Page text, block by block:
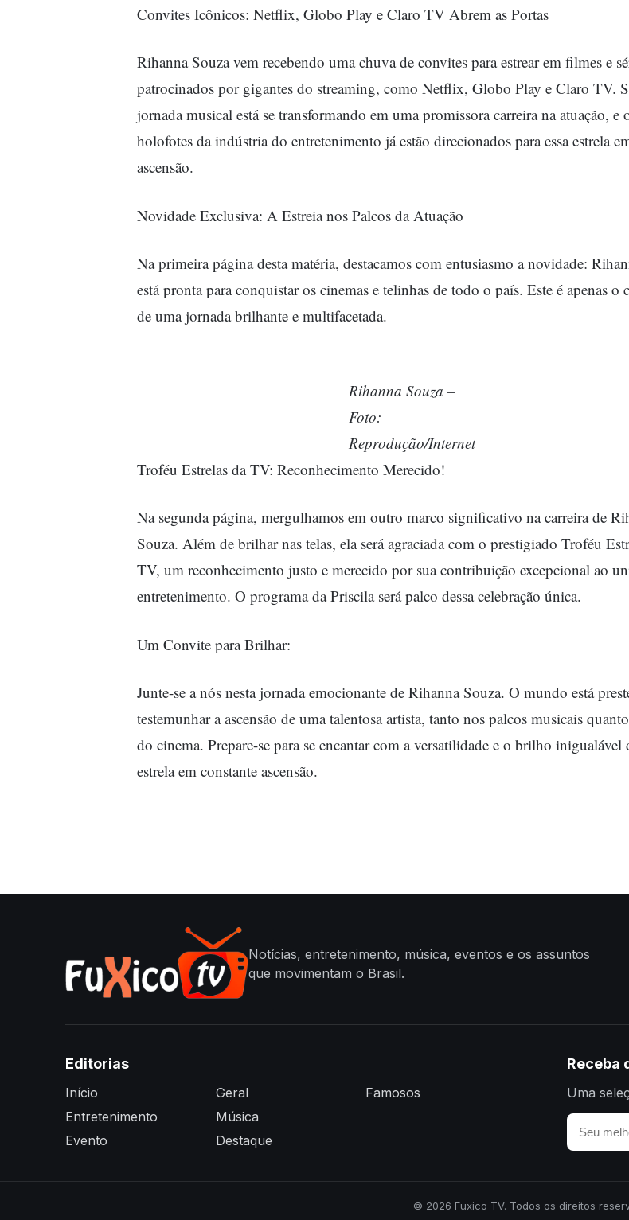
Convites Icônicos: Netflix, Globo Play e Claro TV Abrem as Portas
Rihanna Souza vem recebendo uma chuva de convites para estrear em filmes e
patrocinados por gigantes do streaming, como Netflix, Globo Play e Claro TV.
jornada musical está se transformando em uma promissora carreira na atuação, e
holofotes da indústria do entretenimento já estão direcionados para essa estrela
ascensão.
Novidade Exclusiva: A Estreia nos Palcos da Atuação
Na primeira página desta matéria, destacamos com entusiasmo a novidade:
está pronta para conquistar os cinemas e telinhas de todo o país. Este é apenas o
de uma jornada brilhante e multifacetada.
Rihanna Souza –
Foto:
Reprodução/Internet
Troféu Estrelas da TV: Reconhecimento Merecido!
Na segunda página, mergulhamos em outro marco significativo na carreira de
Souza. Além de brilhar nas telas, ela será agraciada com o prestigiado Troféu
TV, um reconhecimento justo e merecido por sua contribuição excepcional ao
entretenimento. O programa da Priscila será palco dessa celebração única.
Um Convite para Brilhar:
Junte-se a nós nesta jornada emocionante de Rihanna Souza. O mundo está
testemunhar a ascensão de uma talentosa artista, tanto nos palcos musicais
do cinema. Prepare-se para se encantar com a versatilidade e o brilho inigualável
estrela em constante ascensão.
Notícias, entretenimento, música, eventos e os assuntos
que movimentam o Brasil.
Editorias
Início
Entretenimento
Evento
Geral
Música
Destaque
Famosos
Receba
Uma
© 2026 Fuxico TV. Todos os direitos